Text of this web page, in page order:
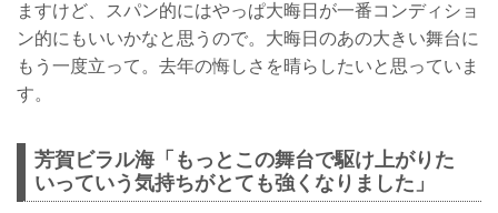
ますけど、スパン的にはやっぱ大晦日が一番コンディショ
ン的にもいいかなと思うので。大晦日のあの大きい舞台に
もう一度立って。去年の悔しさを晴らしたいと思っていま
す。
芳賀ビラル海「もっとこの舞台で駆け上がりた
いっていう気持ちがとても強くなりました」